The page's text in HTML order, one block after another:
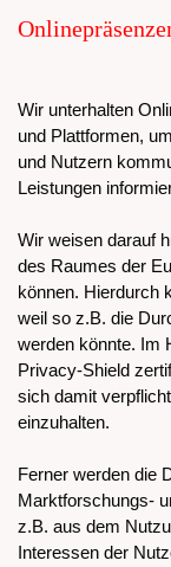
Wir unterhalten
und Plattformen,
und Nutzern
Leistungen
Wir weisen darauf
des Raumes der
können. Hierdurch
weil so z.B. die
werden könnte. Im
Privacy-Shield
sich damit
einzuhalten.
Ferner werden die
Marktforschungs-
z.B. aus dem
Interessen der